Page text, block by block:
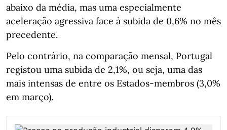
abaixo da média, mas uma especialmente
aceleração agressiva face à subida de 0,6% no mês
precedente.
Pelo contrário, na comparação mensal, Portugal
registou uma subida de 2,1%, ou seja, uma das
mais intensas de entre os Estados-membros (3,0%
em março).